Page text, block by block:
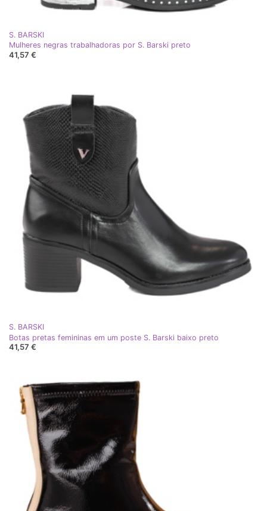
S. BARSKI
Mulheres negras trabalhadoras por S. Barski preto
41,57 €
S. BARSKI
Botas pretas femininas em um poste S. Barski baixo preto
41,57 €